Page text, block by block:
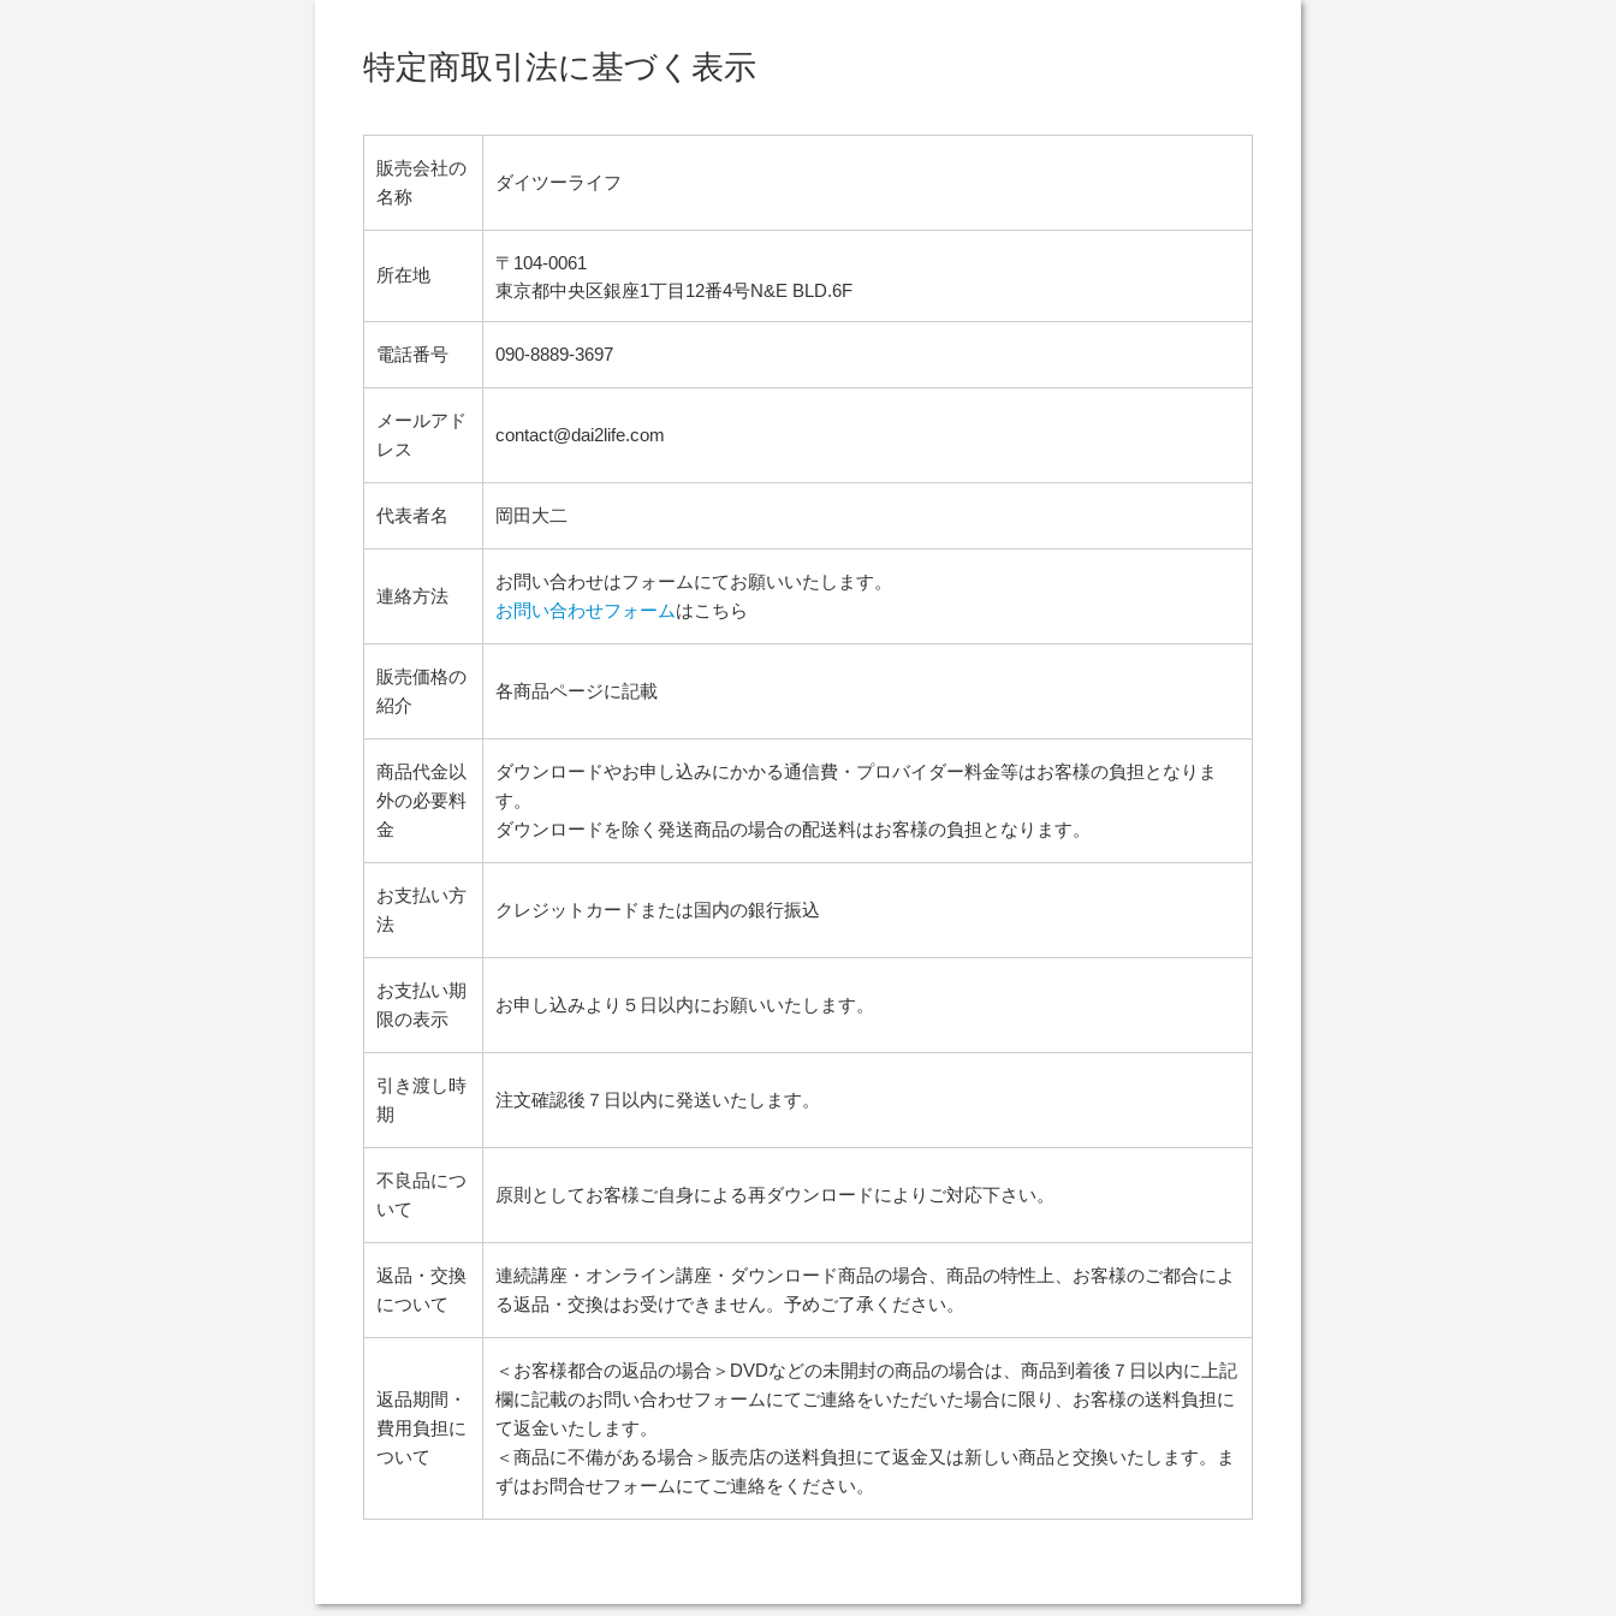
特定商取引法に基づく表示
販売会社の
名称
ダイツーライフ
所在地
〒104-0061
東京都中央区銀座1丁目12番4号N&E BLD.6F
電話番号 090-8889-3697
メールアド
レス
contact@dai2life.com
代表者名 岡田大二
連絡方法
お問い合わせはフォームにてお願いいたします。
お問い合わせフォームはこちら
販売価格の
紹介
各商品ページに記載
商品代金以
外の必要料
金
ダウンロードやお申し込みにかかる通信費・プロバイダー料金等はお客様の負担となりま
す。
ダウンロードを除く発送商品の場合の配送料はお客様の負担となります。
お支払い方
法
クレジットカードまたは国内の銀行振込
お支払い期
限の表示
お申し込みより５日以内にお願いいたします。
引き渡し時
期
注文確認後７日以内に発送いたします。
不良品につ
いて
原則としてお客様ご自身による再ダウンロードによりご対応下さい。
返品・交換
について
連続講座・オンライン講座・ダウンロード商品の場合、商品の特性上、お客様のご都合によ
る返品・交換はお受けできません。予めご了承ください。
返品期間・
費用負担に
ついて
＜お客様都合の返品の場合＞DVDなどの未開封の商品の場合は、商品到着後７日以内に上記
欄に記載のお問い合わせフォームにてご連絡をいただいた場合に限り、お客様の送料負担に
て返金いたします。
＜商品に不備がある場合＞販売店の送料負担にて返金又は新しい商品と交換いたします。ま
ずはお問合せフォームにてご連絡をください。